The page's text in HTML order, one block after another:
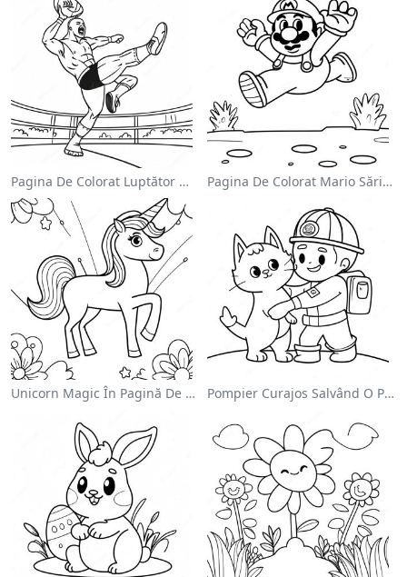
Pagina De Colorat Luptător Wwe Sărind Pe Inamic Pagina De Colorat Mario Sărind Peste Goombas
Unicorn Magic În Pagină De Colorat Cu Curcubeu Pompier Curajos Salvând O Pisică - Pagina De Colorat